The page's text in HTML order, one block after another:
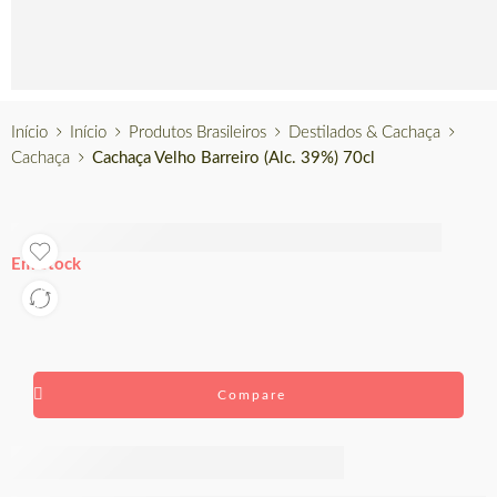
Início Início Produtos Brasileiros
Destilados & Cachaça
Cachaça
Cachaça Velho Barreiro (Alc. 39%) 70cl
Em stock
Compare